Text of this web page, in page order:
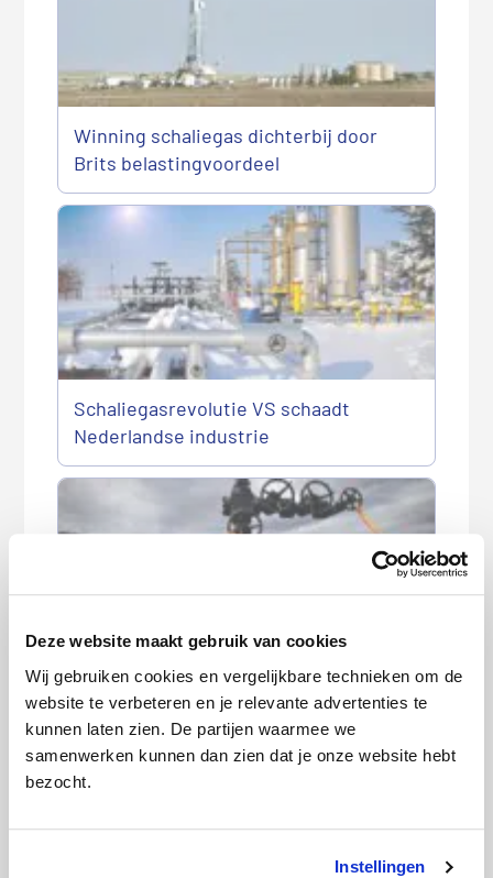
Deze website maakt gebruik van cookies
Wij gebruiken cookies en vergelijkbare technieken om de
website te verbeteren en je relevante advertenties te
kunnen laten zien. De partijen waarmee we
samenwerken kunnen dan zien dat je onze website hebt
bezocht.
Instellingen
Winning schaliegas dichterbij door
Brits belastingvoordeel
Schaliegasrevolutie VS schaadt
Nederlandse industrie
Ook Frankrijk worstelt met discussie
schaliegas
‘Zonder schaliegaswinning dreigt